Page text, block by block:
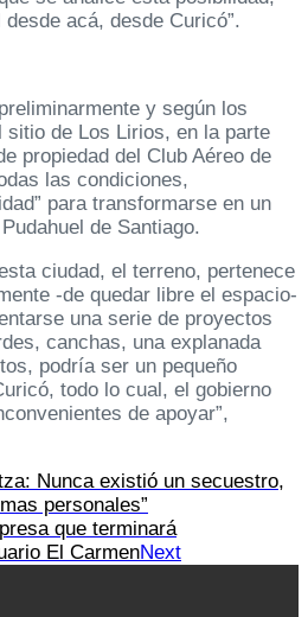
acá, desde Curicó”.
y según los
sitio de Los Lirios, en la parte
propiedad del Club Aéreo de
las condiciones,
para transformarse en un
de Santiago.
ciudad, el terreno, pertenece
-de quedar libre el espacio-
una serie de proyectos
canchas, una explanada
podría ser un pequeño
todo lo cual, el gobierno
de apoyar”,
Nunca existió un secuestro,
personales”
que terminará
El CarmenNext